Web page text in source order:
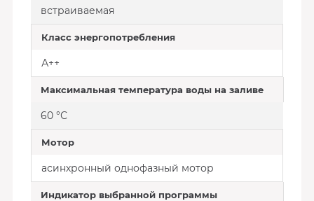
встраиваемая
Класс энергопотребления
А++
Максимальная температура воды на заливе
60 °С
Мотор
асинхронный однофазный мотор
Индикатор выбранной программы